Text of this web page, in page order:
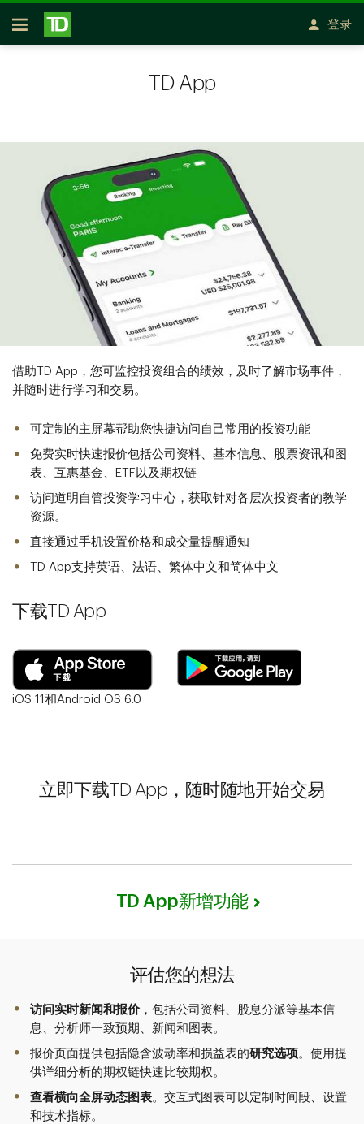
跳转到主要内容
开放式房屋贷款
登录
TD App
借助TD App，您可监控投资组合的绩效，及时了解市场事件，
并随时进行学习和交易。
可定制的主屏幕帮助您快捷访问自己常用的投资功能
免费实时快速报价包括公司资料、基本信息、股票资讯和图
表、互惠基金、ETF以及期权链
访问道明自管投资学习中心，获取针对各层次投资者的教学
资源。
直接通过手机设置价格和成交量提醒通知
TD App支持英语、法语、繁体中文和简体中文
下载TD App
iOS 11和Android OS 6.0
立即下载TD App，随时随地开始交易
TD App新增功能
评估您的想法
访问实时新闻和报价，包括公司资料、股息分派等基本信
息、分析师一致预期、新闻和图表。
报价页面提供包括隐含波动率和损益表的研究选项。使用提
供详细分析的期权链快速比较期权。
查看横向全屏动态图表。交互式图表可以定制时间段、设置
和技术指标。